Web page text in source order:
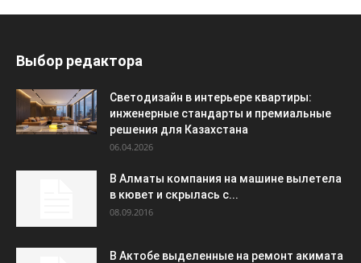
Выбор редактора
Светодизайн в интерьере квартиры:
инженерные стандарты и премиальные
решения для Казахстана
06.04.2026
В Алматы компания на машине вылетела
в кювет и скрылась с...
08.09.2016
В Актобе выделенные на ремонт акимата